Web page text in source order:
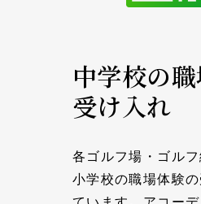
中学校の
受け入れ
各ゴルフ場・ゴル
小学校の職場体験